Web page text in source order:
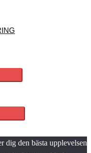
dig den bästa upplevelsen